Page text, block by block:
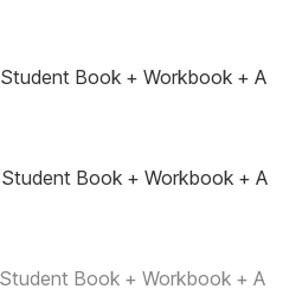
Book + Workbook + A
Book + Workbook + A
Book + Workbook + A